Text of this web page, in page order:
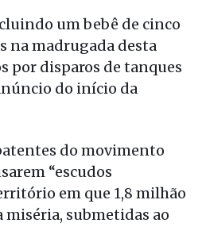
um bebê de cinco
na madrugada desta
por disparos de tanques
do início da
do movimento
“escudos
em que 1,8 milhão
miséria, submetidas ao